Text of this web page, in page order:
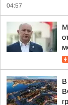
04:57
В